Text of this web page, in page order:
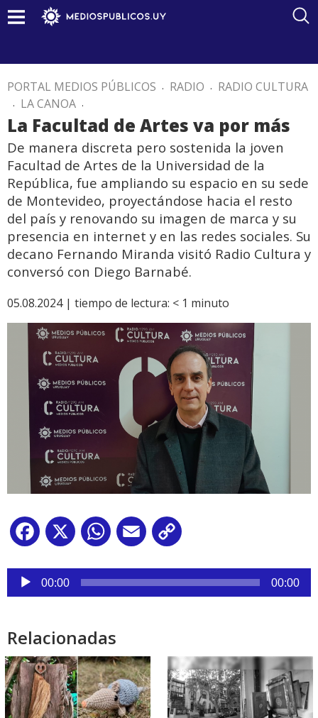
PORTAL MEDIOS PÚBLICOS . RADIO . RADIO CULTURA
. LA CANOA .
La Facultad de Artes va por más
De manera discreta pero sostenida la joven
Facultad de Artes de la Universidad de la
República, fue ampliando su espacio en su sede
de Montevideo, proyectándose hacia el resto
del país y renovando su imagen de marca y su
presencia en internet y en las redes sociales. Su
decano Fernando Miranda visitó Radio Cultura y
conversó con Diego Barnabé.
05.08.2024 | tiempo de lectura: < 1 minuto
Facebook
X WhatsApp
Email
Reproductor
audio
00:00 00:00
Relacionadas